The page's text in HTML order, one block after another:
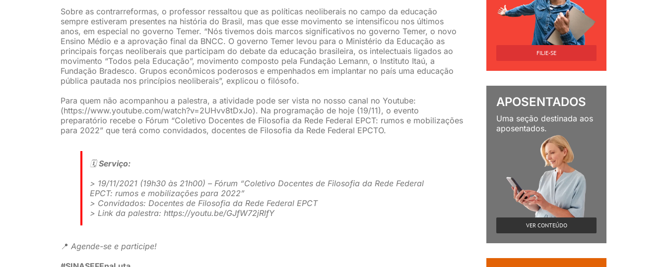
Sobre as contrarreformas, o professor ressaltou que as políticas neoliberais no campo da educação
sempre estiveram presentes na história do Brasil, mas que esse movimento se intensificou nos últimos
anos, em especial no governo Temer. “Nós tivemos dois marcos significativos no governo Temer, o novo
Ensino Médio e a aprovação final da BNCC. O governo Temer levou para o Ministério da Educação as
principais forças neoliberais que participam do debate da educação brasileira, os intelectuais ligados ao
movimento “Todos pela Educação”, movimento composto pela Fundação Lemann, o Instituto Itaú, a
Fundação Bradesco. Grupos econômicos poderosos e empenhados em implantar no país uma educação
pública pautada nos princípios neoliberais”, explicou o filósofo.
Para quem não acompanhou a palestra, a atividade pode ser vista no nosso canal no Youtube:
(https://www.youtube.com/watch?v=2UHvv8tDxJo). Na programação de hoje (19/11), o evento
preparatório recebe o Fórum “Coletivo Docentes de Filosofia da Rede Federal EPCT: rumos e mobilizações
para 2022” que terá como convidados, docentes de Filosofia da Rede Federal EPCTO.
🗓️Serviço:
> 19/11/2021 (19h30 às 21h00) – Fórum “Coletivo Docentes de Filosofia da Rede Federal
EPCT: rumos e mobilizações para 2022”
> Convidados: Docentes de Filosofia da Rede Federal EPCT
> Link da palestra: https://youtu.be/GJfW72jRlfY
📍 Agende-se e participe!
FILIE-SE
APOSENTADOS
Uma seção destinada aos
aposentados.
VER CONTEÚDO